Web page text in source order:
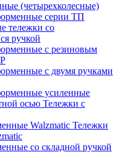
(четырехколесные)
серии ТП
тележки со
ручкой
с резиновым
с двумя ручками
усиленные
Тележки с
Тележки